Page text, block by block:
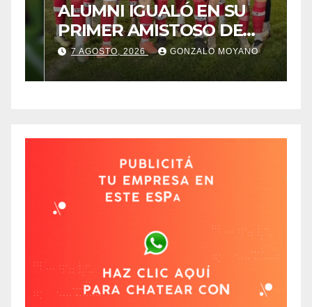
ALUMNI IGUALÓ EN SU
PRIMER AMISTOSO DE
PRETEMPORADA
7 AGOSTO, 2026 GONZALO MOYANO